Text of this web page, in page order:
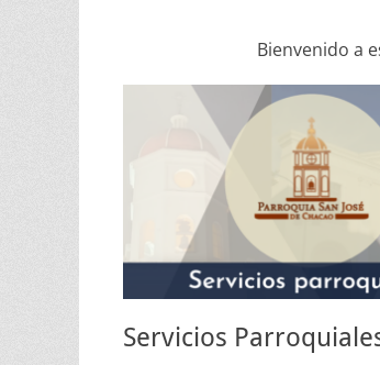
Bienvenido a
Servicios